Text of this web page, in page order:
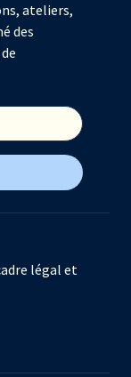
ateliers,
des
légal et